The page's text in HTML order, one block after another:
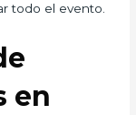
todo el evento.
en